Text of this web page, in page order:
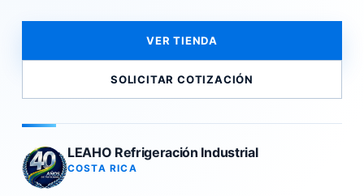
VER TIENDA
SOLICITAR COTIZACIÓN
LEAHO Refrigeración Industrial
COSTA RICA